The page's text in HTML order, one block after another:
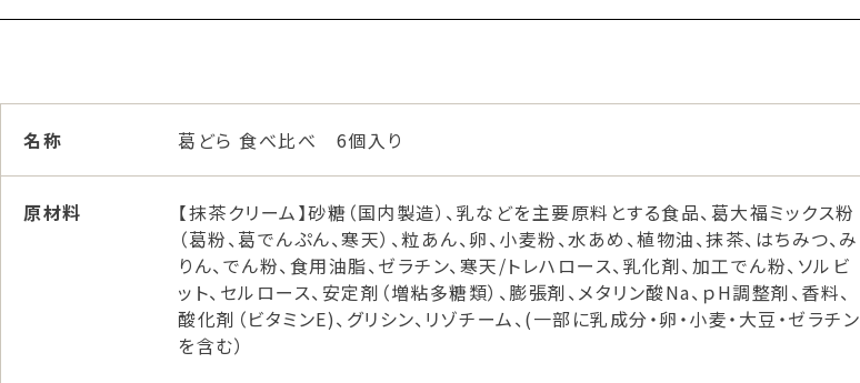
名称 葛どら 食べ比べ 6個入り
原材料
【抹茶クリーム】砂糖（国内製造）、乳などを主要原料とする食品、葛大福ミックス粉
（葛粉、葛でんぷん、寒天）、粒あん、卵、小麦粉、水あめ、植物油、抹茶、はちみつ、み
りん、でん粉、食用油脂、ゼラチン、寒天/トレハロース、乳化剤、加工でん粉、ソルビ
ット、セルロース、安定剤（増粘多糖類）、膨張剤、メタリン酸Na、ｐH調整剤、香料、
酸化剤（ビタミンE)、グリシン、リゾチーム、(一部に乳成分・卵・小麦・大豆・ゼラチン
を含む）